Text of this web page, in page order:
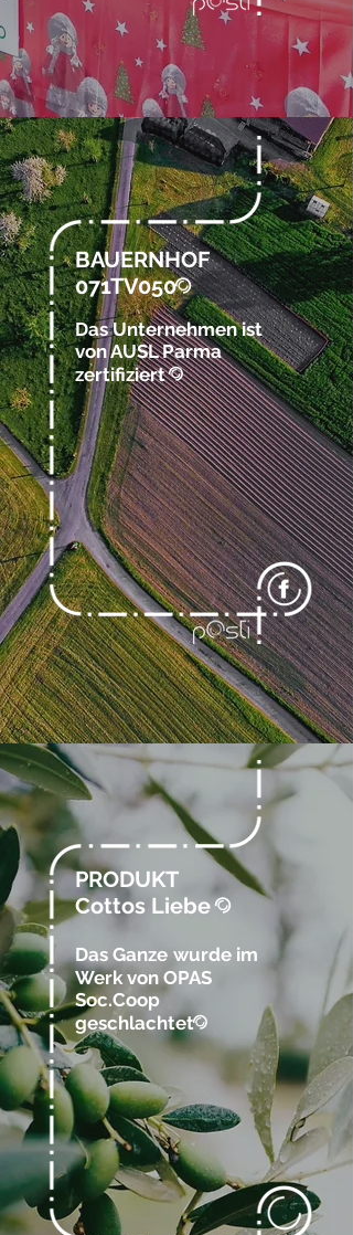
BAUERNHOF
071TV050@
Das Unternehmen ist
von AUSL Parma
zertifiziert @
PRODUKT
Cottos Liebe@
Das Ganze wurde im
Werk von OPAS
Soc.Coop
geschlachtet@